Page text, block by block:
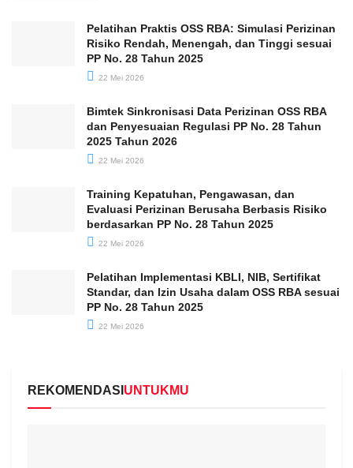
Pelatihan Praktis OSS RBA: Simulasi Perizinan
Risiko Rendah, Menengah, dan Tinggi sesuai
PP No. 28 Tahun 2025
22 Mei 2026
Bimtek Sinkronisasi Data Perizinan OSS RBA
dan Penyesuaian Regulasi PP No. 28 Tahun
2025 Tahun 2026
22 Mei 2026
Training Kepatuhan, Pengawasan, dan
Evaluasi Perizinan Berusaha Berbasis Risiko
berdasarkan PP No. 28 Tahun 2025
22 Mei 2026
Pelatihan Implementasi KBLI, NIB, Sertifikat
Standar, dan Izin Usaha dalam OSS RBA sesuai
PP No. 28 Tahun 2025
22 Mei 2026
REKOMENDASI UNTUKMU